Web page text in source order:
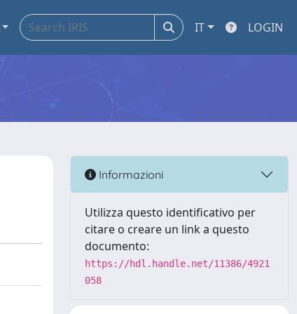
IT LOGIN
Informazioni
Utilizza questo identificativo per
citare o creare un link a questo
documento:
https://hdl.handle.net/11386/4921
058